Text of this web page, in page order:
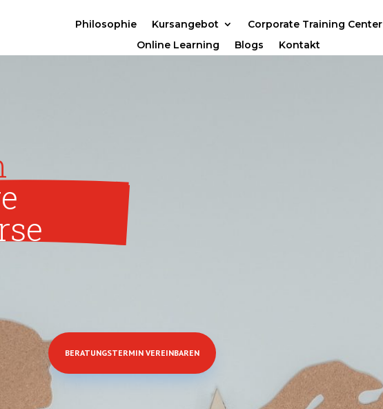
Philosophie Kursangebot
Corporate Training Center
Online Learning
Blogs Kontakt
BERATUNGSTERMIN VEREINBAREN